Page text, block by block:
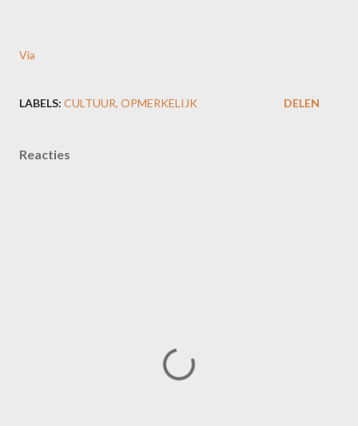
Via
LABELS: CULTUUR OPMERKELIJK DELEN
Reacties